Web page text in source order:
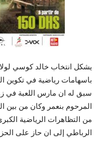
يشكل انتخاب خالد كوسي
باسهامات رياضية في تكوين
سبق له ان مارس اللعبة في
المرحوم بنعمر وكان من بين
من التظاهرات الرياضية
الرباطي إلى ان حاز على